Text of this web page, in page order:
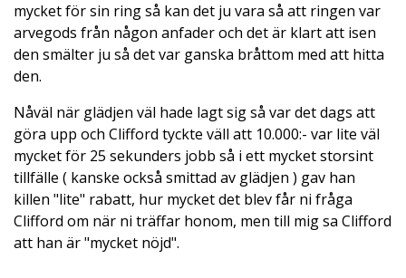
mycket för sin ring så kan det ju vara så att ringen var
arvegods från någon anfader och det är klart att isen
den smälter ju så det var ganska bråttom med att hitta
den.
Nåväl när glädjen väl hade lagt sig så var det dags att
göra upp och Clifford tyckte väll att 10.000:- var lite väl
mycket för 25 sekunders jobb så i ett mycket storsint
tillfälle ( kanske också smittad av glädjen ) gav han
killen "lite" rabatt, hur mycket det blev får ni fråga
Clifford om när ni träffar honom, men till mig sa Clifford
att han är "mycket nöjd".